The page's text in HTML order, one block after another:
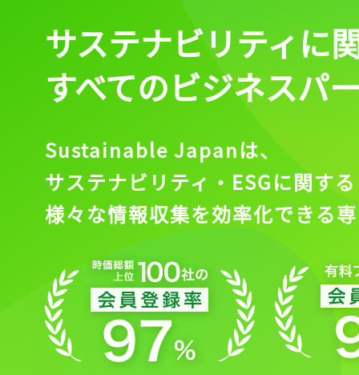
ログイン
会員登録
サステナビリティに
すべてのビジネスパ
Sustainable Japanは、
サステナビリティ・ESGに関する
様々な情報収集を効率化できる